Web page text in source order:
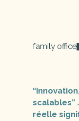
family office
scalables”
réelle